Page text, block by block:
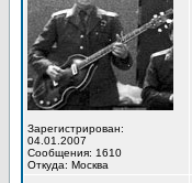
Зарегистрирован:
04.01.2007
Сообщения: 1610
Откуда: Москва